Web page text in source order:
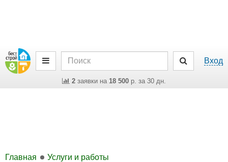
Вход
2 заявки на 18 500 р. за 30 дн.
Главная
Услуги и работы